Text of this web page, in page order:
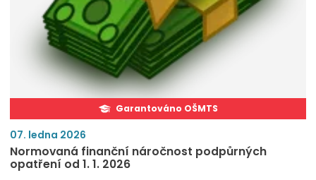
Garantováno OŠMTS
07. ledna 2026
Normovaná finanční náročnost podpůrných
opatření od 1. 1. 2026